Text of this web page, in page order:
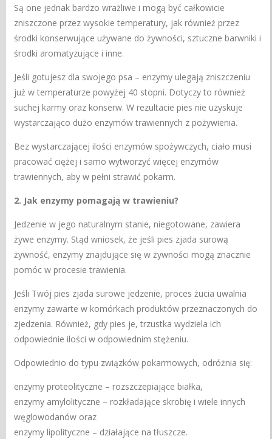
Są one jednak bardzo wrażliwe i mogą być całkowicie
zniszczone przez wysokie temperatury, jak również przez
środki konserwujące używane do żywności, sztuczne barwniki i
środki aromatyzujące i inne.
Jeśli gotujesz dla swojego psa – enzymy ulegają zniszczeniu
już w temperaturze powyżej 40 stopni. Dotyczy to również
suchej karmy oraz konserw. W rezultacie pies nie uzyskuje
wystarczająco dużo enzymów trawiennych z pożywienia.
Bez wystarczającej ilości enzymów spożywczych, ciało musi
pracować ciężej i samo wytworzyć więcej enzymów
trawiennych, aby w pełni strawić pokarm.
2. Jak enzymy pomagają w trawieniu?
Jedzenie w jego naturalnym stanie, niegotowane, zawiera
żywe enzymy. Stąd wniosek, że jeśli pies zjada surową
żywność, enzymy znajdujące się w żywności mogą znacznie
pomóc w procesie trawienia.
Jeśli Twój pies zjada surowe jedzenie, proces żucia uwalnia
enzymy zawarte w komórkach produktów przeznaczonych do
zjedzenia. Również, gdy pies je, trzustka wydziela ich
odpowiednie ilości w odpowiednim stężeniu.
Odpowiednio do typu związków pokarmowych, odróżnia się:
enzymy proteolityczne – rozszczepiające białka,
enzymy amylolityczne – rozkładające skrobię i wiele innych
węglowodanów oraz
enzymy lipolityczne – działające na tłuszcze.